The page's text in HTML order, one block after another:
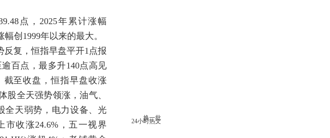
点，2025年累计涨幅
创1999年以来的最大。
复，恒指早盘平开1点报
百点，最多升140点高见
截至收盘，恒指早盘收涨
股全天强势领涨，油气、
全天弱势，电力设备、光
市收涨24.6%，五一视界
24小时热文
换一批